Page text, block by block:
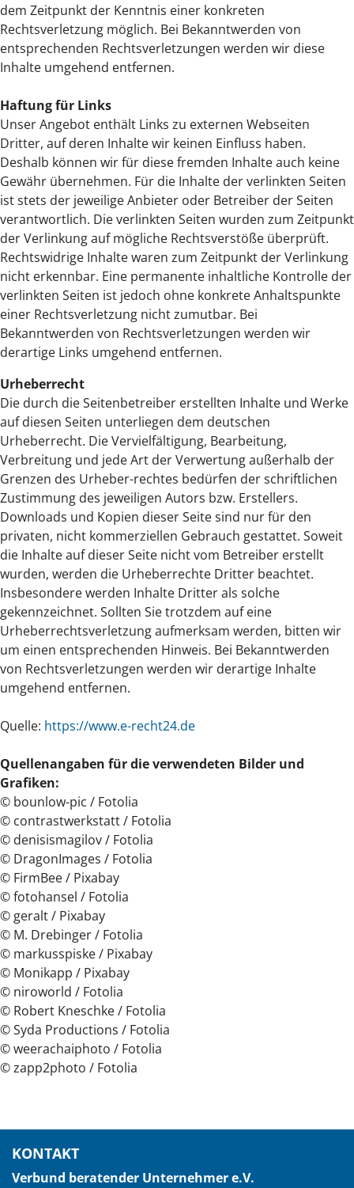
dem Zeitpunkt der Kenntnis einer konkreten
Rechtsverletzung möglich. Bei Bekanntwerden von
entsprechenden Rechtsverletzungen werden wir diese
Inhalte umgehend entfernen.
Haftung für Links
Unser Angebot enthält Links zu externen Webseiten
Dritter, auf deren Inhalte wir keinen Einfluss haben.
Deshalb können wir für diese fremden Inhalte auch keine
Gewähr übernehmen. Für die Inhalte der verlinkten Seiten
ist stets der jeweilige Anbieter oder Betreiber der Seiten
verantwortlich. Die verlinkten Seiten wurden zum Zeitpunkt
der Verlinkung auf mögliche Rechtsverstöße überprüft.
Rechtswidrige Inhalte waren zum Zeitpunkt der Verlinkung
nicht erkennbar. Eine permanente inhaltliche Kontrolle der
verlinkten Seiten ist jedoch ohne konkrete Anhaltspunkte
einer Rechtsverletzung nicht zumutbar. Bei
Bekanntwerden von Rechtsverletzungen werden wir
derartige Links umgehend entfernen.
Urheberrecht
Die durch die Seitenbetreiber erstellten Inhalte und Werke
auf diesen Seiten unterliegen dem deutschen
Urheberrecht. Die Vervielfältigung, Bearbeitung,
Verbreitung und jede Art der Verwertung außerhalb der
Grenzen des Urheber-rechtes bedürfen der schriftlichen
Zustimmung des jeweiligen Autors bzw. Erstellers.
Downloads und Kopien dieser Seite sind nur für den
privaten, nicht kommerziellen Gebrauch gestattet. Soweit
die Inhalte auf dieser Seite nicht vom Betreiber erstellt
wurden, werden die Urheberrechte Dritter beachtet.
Insbesondere werden Inhalte Dritter als solche
gekennzeichnet. Sollten Sie trotzdem auf eine
Urheberrechtsverletzung aufmerksam werden, bitten wir
um einen entsprechenden Hinweis. Bei Bekanntwerden
von Rechtsverletzungen werden wir derartige Inhalte
umgehend entfernen.
Quelle: https://www.e-recht24.de
Quellenangaben für die verwendeten Bilder und
Grafiken:
© bounlow-pic / Fotolia
© contrastwerkstatt / Fotolia
© denisismagilov / Fotolia
© DragonImages / Fotolia
© FirmBee / Pixabay
© fotohansel / Fotolia
© geralt / Pixabay
© M. Drebinger / Fotolia
© markusspiske / Pixabay
© Monikapp / Pixabay
© niroworld / Fotolia
© Robert Kneschke / Fotolia
© Syda Productions / Fotolia
© weerachaiphoto / Fotolia
© zapp2photo / Fotolia
KONTAKT
Verbund beratender Unternehmer e.V.